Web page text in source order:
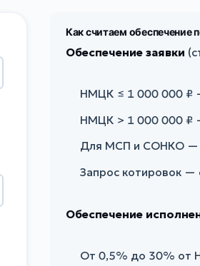
Как считаем обеспечение
Обеспечение заявки
НМЦК ≤ 1 000 000 ₽
НМЦК > 1 000 000 ₽
Для МСП и СОНКО —
Запрос котировок —
Обеспечение
От 0,5% до 30% от